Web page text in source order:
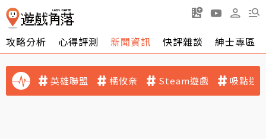
攻略分析 心得評測 新聞資訊 快評雜談 紳士專區
英雄聯盟 橘攸奈 Steam遊戲 吸點迷